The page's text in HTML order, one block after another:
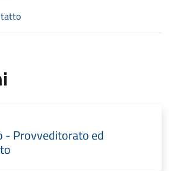
- Provveditorato ed